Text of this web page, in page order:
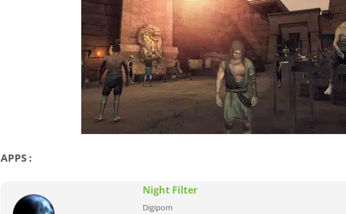
APPS :
Night Filter
Digipom